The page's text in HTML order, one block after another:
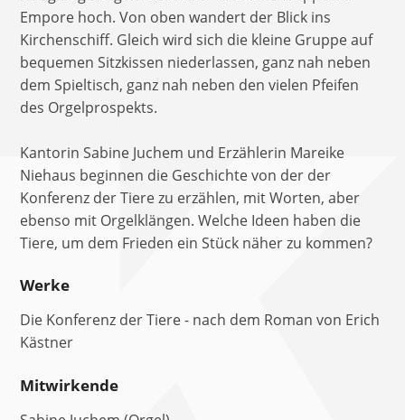
Empore hoch. Von oben wandert der Blick ins
Kirchenschiff. Gleich wird sich die kleine Gruppe auf
bequemen Sitzkissen niederlassen, ganz nah neben
dem Spieltisch, ganz nah neben den vielen Pfeifen
des Orgelprospekts.
Kantorin Sabine Juchem und Erzählerin Mareike
Niehaus beginnen die Geschichte von der der
Konferenz der Tiere zu erzählen, mit Worten, aber
ebenso mit Orgelklängen. Welche Ideen haben die
Tiere, um dem Frieden ein Stück näher zu kommen?
Werke
Die Konferenz der Tiere - nach dem Roman von Erich
Kästner
Mitwirkende